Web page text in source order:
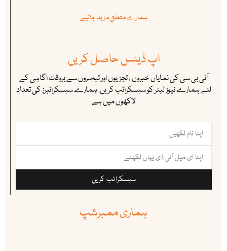
ہمارے متعلق مزید جانیے
اپ ڈیٹس حاصل کریں
آئی بی سی کی نمایاں خبروں ، تجزیوں اور تبصروں سے بروقت اگاہی کے
لئے ہمارے نیوز لیٹر کو سبسکرائب کریں. ہمارے سبسکرائبرز کی تعداد
لاکھوں میں ہے
سبسکرائب کریں
ہماری ممبرشپ